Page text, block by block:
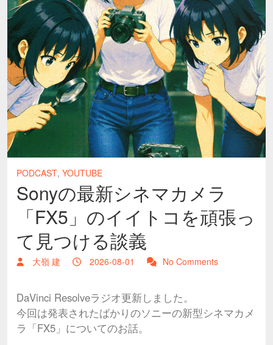
PODCAST, YOUTUBE
Sonyの最新シネマカメラ
「FX5」のイイトコを頑張っ
て見つける談義
大嶺 建 2026-08-01 No Comments
DaVinci Resolveラジオ更新しました。
今回は発表されたばかりのソニーの新型シネマカメ
ラ「FX5」についてのお話。